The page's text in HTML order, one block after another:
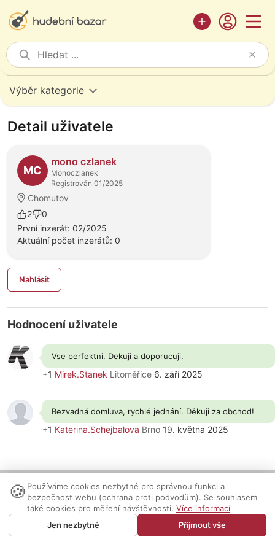
Výběr kategorie
Detail uživatele
MC
mono czlanek
Monoczlanek
Registrován 01/2025
Chomutov
2
0
První inzerát: 02/2025
Aktuální počet inzerátů: 0
Nahlásit
Hodnocení uživatele
Vse perfektni. Dekuji a doporucuji.
+1 Mirek.Stanek Litoměřice 6. září 2025
Bezvadná domluva, rychlé jednání. Děkuji za obchod!
+1 Katerina.Schejbalova Brno 19. května 2025
Nastavení cookies | Vzhled:světlýtmavý |
Kontakt
© 1999-2026 AUDIO PARTNER s.r.o.
🍪 Používáme cookies nezbytné pro správnou funkci a
bezpečnost webu (ochrana proti podvodům). Se souhlasem
také cookies pro měření návštěvnosti. Více informací
Jen nezbytné
Přijmout vše